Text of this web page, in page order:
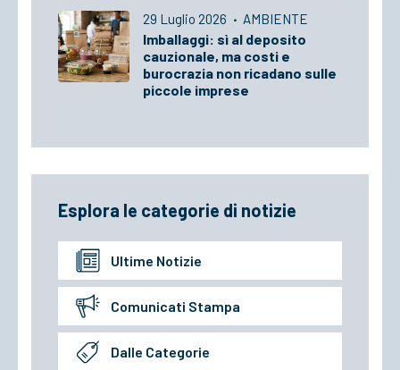
29 Luglio 2026 · AMBIENTE
Imballaggi: sì al deposito
cauzionale, ma costi e
burocrazia non ricadano sulle
piccole imprese
Esplora le categorie di notizie
Ultime Notizie
Comunicati Stampa
Dalle Categorie